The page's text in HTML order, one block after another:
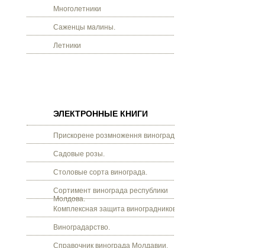
Многолетники
Саженцы малины.
Летники
ЭЛЕКТРОННЫЕ КНИГИ
Прискорене розмноження винограду.
Садовые розы.
Столовые сорта винограда.
Сортимент винограда республики
Молдова.
Комплексная защита виноградников.
Виноградарство.
Справочник винограда Молдавии.